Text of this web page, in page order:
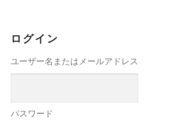
ログイン
ユーザー名またはメールアドレス
パスワード